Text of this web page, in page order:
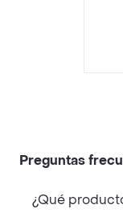
Preguntas
¿Qué